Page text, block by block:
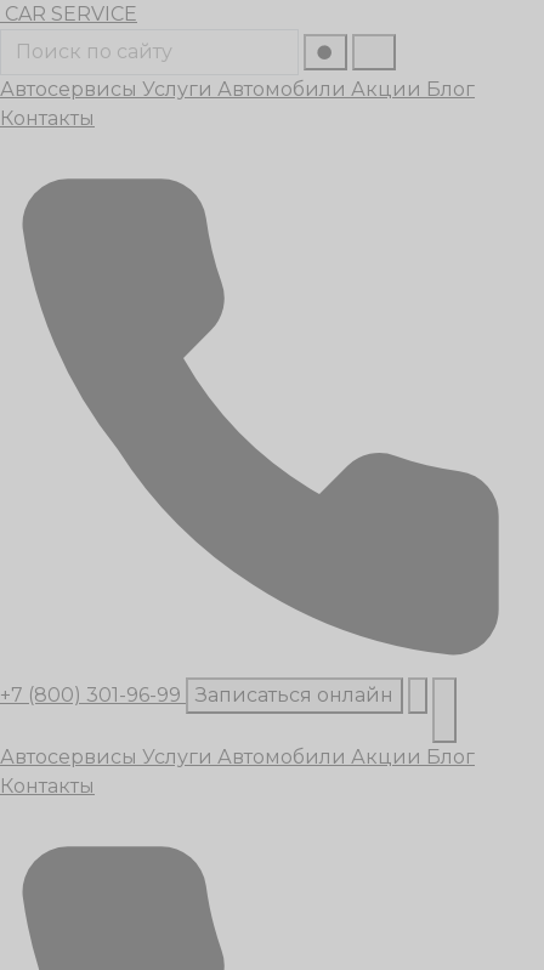
Перейти
CAR SERVICE
Поиск
Автосервисы Услуги Автомобили Акции Блог
Контакты
+7 (800) 301-96-99 Записаться онлайн
Автосервисы Услуги Автомобили Акции Блог
Контакты